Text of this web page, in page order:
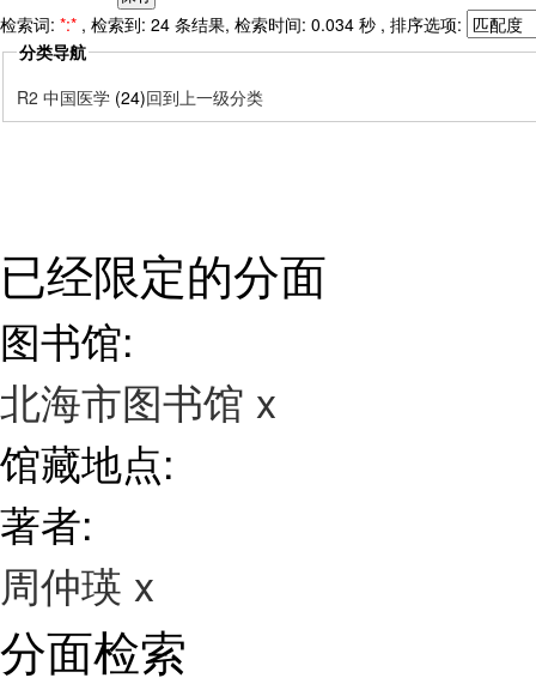
检索词: *:* , 检索到: 24 条结果, 检索时间: 0.034 秒 , 排序选项:
分类导航
R2 中国医学 (24)回到上一级分类
已经限定的分面
图书馆:
北海市图书馆 x
馆藏地点:
著者:
周仲瑛 x
分面检索